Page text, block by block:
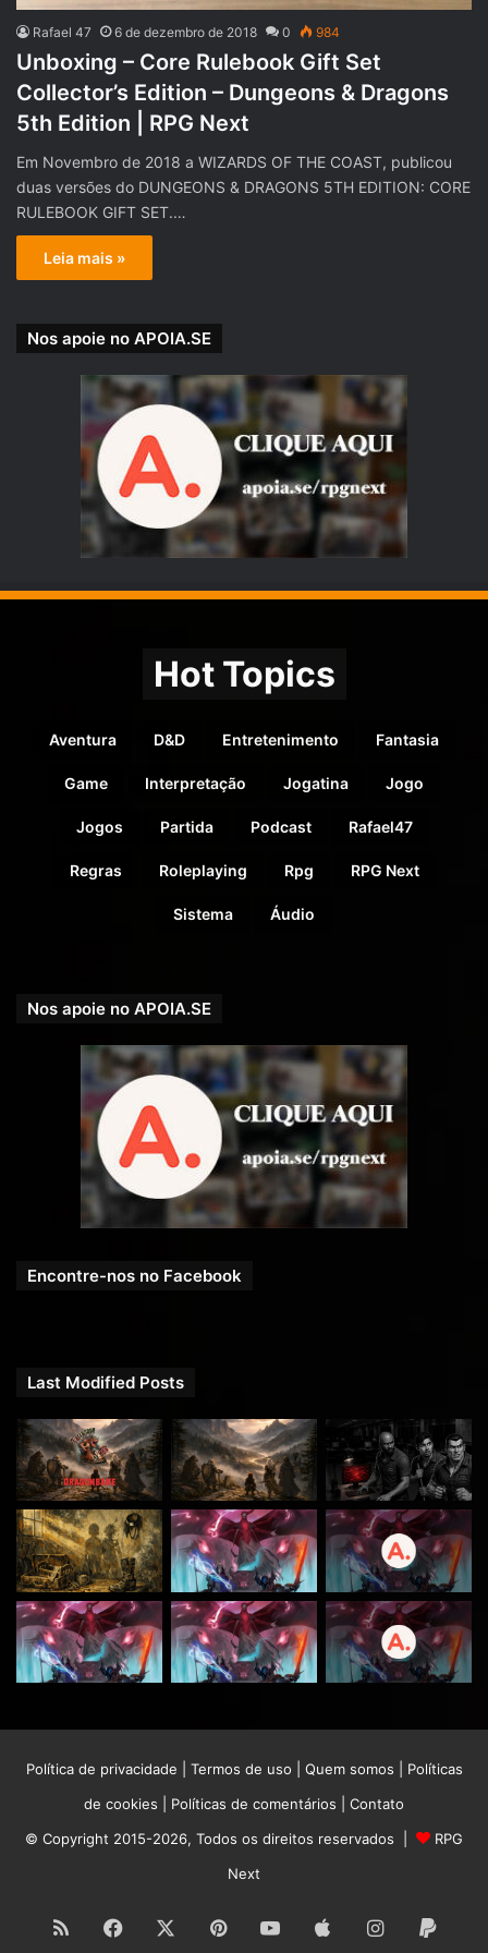
Rafael 47 6 de dezembro de 2018 0 984
Unboxing – Core Rulebook Gift Set
Collector’s Edition – Dungeons & Dragons
5th Edition | RPG Next
Em Novembro de 2018 a WIZARDS OF THE COAST, publicou
duas versões do DUNGEONS & DRAGONS 5TH EDITION: CORE
RULEBOOK GIFT SET.…
Leia mais »
Nos apoie no APOIA.SE
Hot Topics
Aventura D&D Entretenimento Fantasia
Game Interpretação Jogatina Jogo
Jogos Partida Podcast Rafael47
Regras Roleplaying Rpg RPG Next
Sistema Áudio
Nos apoie no APOIA.SE
Encontre-nos no Facebook
Last Modified Posts
Política de privacidade Termos de uso Quem somos
Políticas
de cookies
Políticas de comentários
Contato
© Copyright 2015-2026, Todos os direitos reservados |
RPG
Next
RSS Facebook PinterestYouTubeAppleInstagram